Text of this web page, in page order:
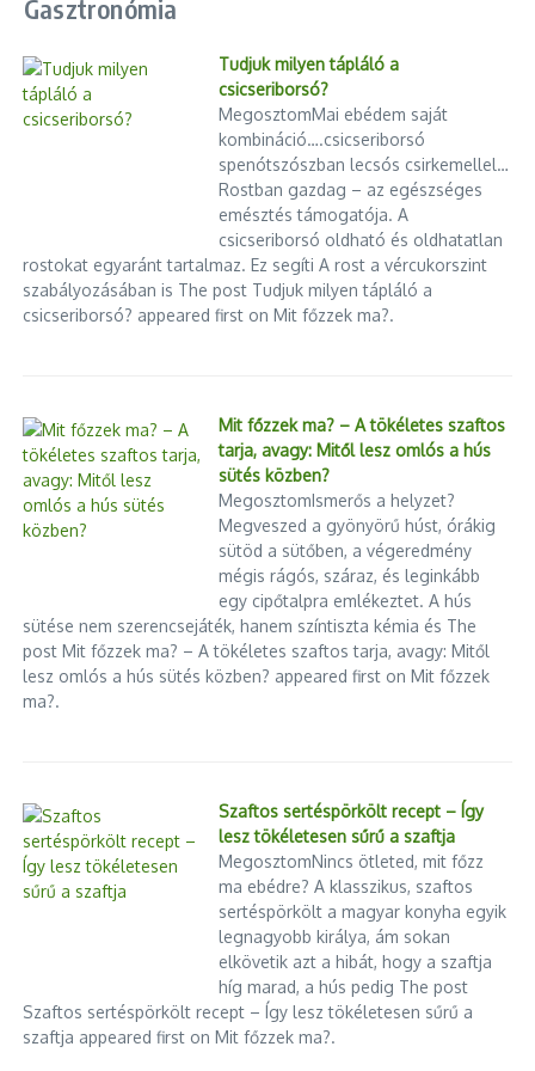
kapcsolatos részletes információk a
Volánbusz
honlapjánolvashatók
A közlekedési rend hirdetménye pdf-
formátumban
itt érhető el.
28-ától 31-éig a tanítási szünetben
érvényes menetrend érvényes. (Október 28-
ától 30-áig a H9-es HÉV helyett Cinkota és Csömör között
pótlóbusz jár, a H8-as HÉV pedig módosított menetrend szerint
szerint közlekednek a HÉV-járatok.
A részletes menetrendek elérhetők
bkk.hu/menetrendek oldalon.
MÁV Zrt. Kommunikációs Igazgatóság
Hirdetés
Gasztronómia
Tudjuk milyen tápláló a
csicseriborsó?
MegosztomMai ebédem saját
kombináció….csicseriborsó
spenótszószban lecsós csirkemellel…
Rostban gazdag – az egészséges
emésztés támogatója. A
csicseriborsó oldható és oldhatatlan
rostokat egyaránt tartalmaz. Ez segíti A rost a vércukorszint
szabályozásában is The post Tudjuk milyen tápláló a
csicseriborsó? appeared first on Mit főzzek ma?.
Mit főzzek ma? – A tökéletes szaftos
tarja, avagy: Mitől lesz omlós a hús
sütés közben?
MegosztomIsmerős a helyzet?
Megveszed a gyönyörű húst, órákig
sütöd a sütőben, a végeredmény
mégis rágós, száraz, és leginkább
egy cipőtalpra emlékeztet. A hús
sütése nem szerencsejáték, hanem színtiszta kémia és The
post Mit főzzek ma? – A tökéletes szaftos tarja, avagy: Mitől
lesz omlós a hús sütés közben? appeared first on Mit főzzek
ma?.
Szaftos sertéspörkölt recept – Így
lesz tökéletesen sűrű a szaftja
MegosztomNincs ötleted, mit főzz
ma ebédre? A klasszikus, szaftos
sertéspörkölt a magyar konyha egyik
legnagyobb királya, ám sokan
elkövetik azt a hibát, hogy a szaftja
híg marad, a hús pedig The post
Szaftos sertéspörkölt recept – Így lesz tökéletesen sűrű a
szaftja appeared first on Mit főzzek ma?.